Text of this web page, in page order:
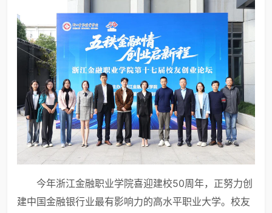
今年浙江金融职业学院喜迎建校50周年，正努力创
建中国金融银行业最有影响力的高水平职业大学。校友